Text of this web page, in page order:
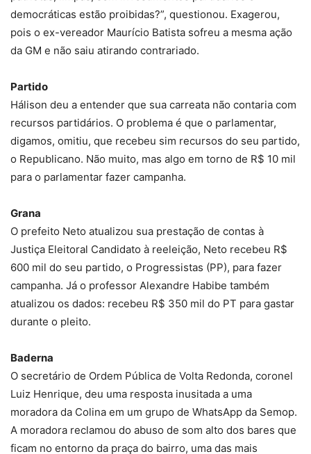
democráticas estão proibidas?”, questionou. Exagerou,
pois o ex-vereador Maurício Batista sofreu a mesma ação
da GM e não saiu atirando contrariado.
Partido
Hálison deu a entender que sua carreata não contaria com
recursos partidários. O problema é que o parlamentar,
digamos, omitiu, que recebeu sim recursos do seu partido,
o Republicano. Não muito, mas algo em torno de R$ 10 mil
para o parlamentar fazer campanha.
Grana
O prefeito Neto atualizou sua prestação de contas à
Justiça Eleitoral Candidato à reeleição, Neto recebeu R$
600 mil do seu partido, o Progressistas (PP), para fazer
campanha. Já o professor Alexandre Habibe também
atualizou os dados: recebeu R$ 350 mil do PT para gastar
durante o pleito.
Baderna
O secretário de Ordem Pública de Volta Redonda, coronel
Luiz Henrique, deu uma resposta inusitada a uma
moradora da Colina em um grupo de WhatsApp da Semop.
A moradora reclamou do abuso de som alto dos bares que
ficam no entorno da praça do bairro, uma das mais